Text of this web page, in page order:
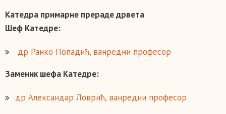
Катедра примарне прераде дрвета
Шеф Катедре:
др Ранко Попадић, ванредни професор
Заменик шефа Катедре:
др Александар Ловрић, ванредни професор